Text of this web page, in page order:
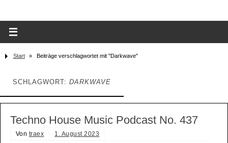
Start » Beiträge verschlagwortet mit "Darkwave"
SCHLAGWORT: DARKWAVE
Techno House Music Podcast No. 437
Von traex
1. August 2023